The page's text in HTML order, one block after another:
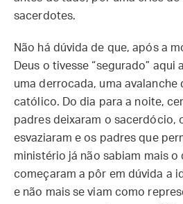
sacerdotes.
Não há dúvida de que, após a
Deus o tivesse “segurado”
uma derrocada, uma avalanche
católico. Do dia para a noite,
padres deixaram o sacerdócio,
esvaziaram e os padres que
ministério já não sabiam mais o
começaram a pôr em dúvida a
e não mais se viam como